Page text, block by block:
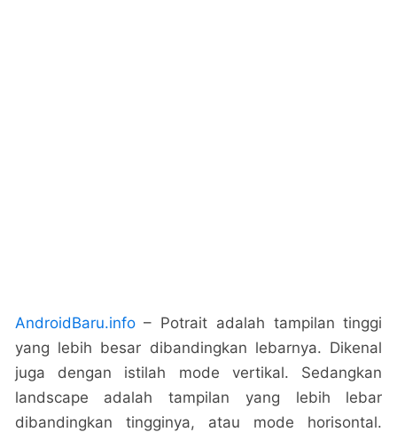
AndroidBaru.info– Potrait adalah tampilan tinggi
yang lebih besar dibandingkan lebarnya. Dikenal
juga dengan istilah mode vertikal. Sedangkan
landscape adalah tampilan yang lebih lebar
dibandingkan tingginya, atau mode horisontal.